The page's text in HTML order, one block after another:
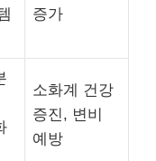
증가
소화계 건강
증진, 변비
예방